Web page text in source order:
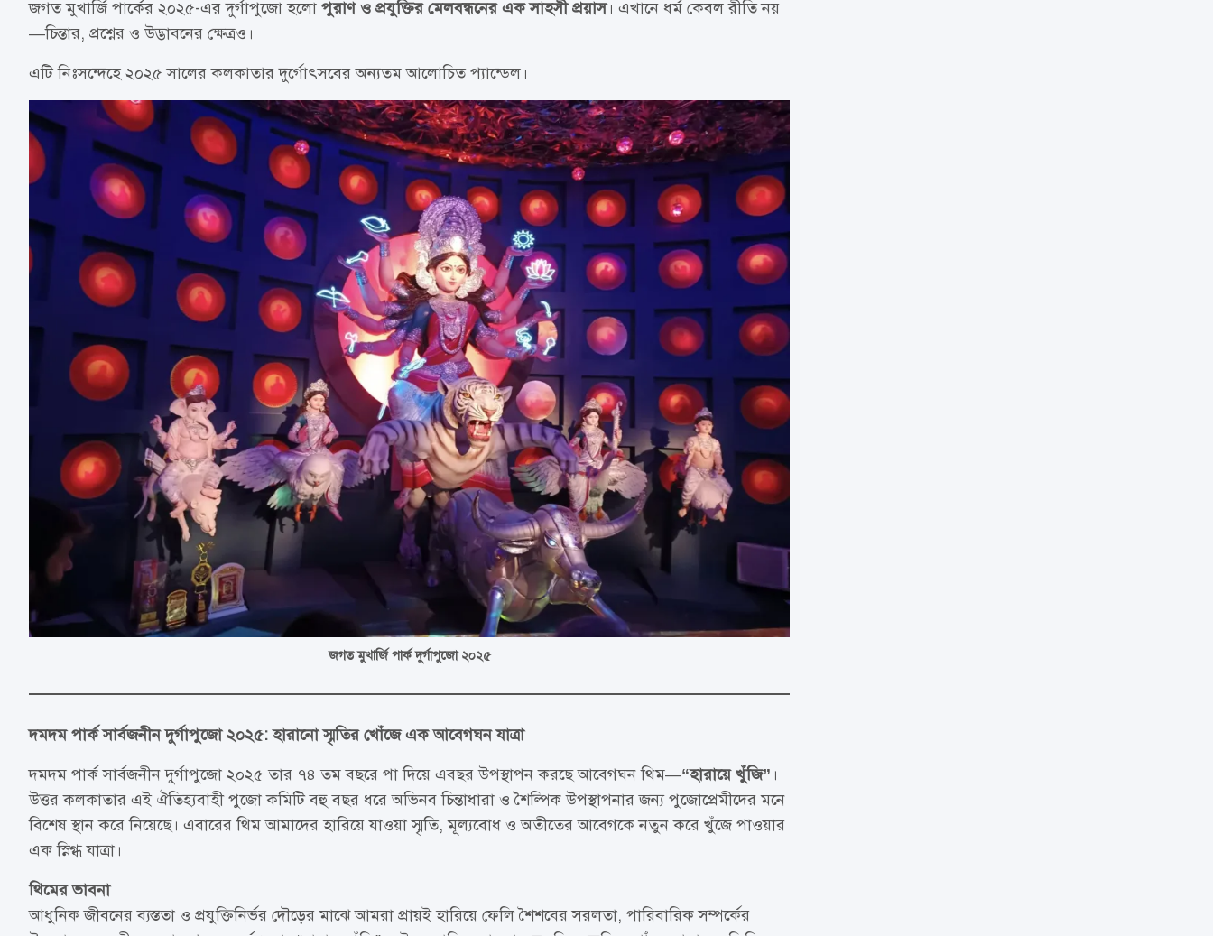
জগত মুখার্জি পার্কের ২০২৫-এর দুর্গাপুজো হলো পুরাণ ও প্রযুক্তির মেলবন্ধনের এক সাহসী প্রয়াস। এখানে ধর্ম কেবল রীতি নয়
—চিন্তার, প্রশ্নের ও উদ্ভাবনের ক্ষেত্রও।
এটি নিঃসন্দেহে ২০২৫ সালের কলকাতার দুর্গোৎসবের অন্যতম আলোচিত প্যান্ডেল।
জগত মুখার্জি পার্ক দুর্গাপুজো ২০২৫
দমদম পার্ক সার্বজনীন দুর্গাপুজো ২০২৫: হারানো স্মৃতির খোঁজে এক আবেগঘন যাত্রা
দমদম পার্ক সার্বজনীন দুর্গাপুজো ২০২৫ তার ৭৪ তম বছরে পা দিয়ে এবছর উপস্থাপন করছে আবেগঘন থিম—“হারায়ে খুঁজি” ।
উত্তর কলকাতার এই ঐতিহ্যবাহী পুজো কমিটি বহু বছর ধরে অভিনব চিন্তাধারা ও শৈল্পিক উপস্থাপনার জন্য পুজোপ্রেমীদের মনে
বিশেষ স্থান করে নিয়েছে। এবারের থিম আমাদের হারিয়ে যাওয়া স্মৃতি, মূল্যবোধ ও অতীতের আবেগকে নতুন করে খুঁজে পাওয়ার
এক স্নিগ্ধ যাত্রা।
থিমের ভাবনা
আধুনিক জীবনের ব্যস্ততা ও প্রযুক্তিনির্ভর দৌড়ের মাঝে আমরা প্রায়ই হারিয়ে ফেলি শৈশবের সরলতা, পারিবারিক সম্পর্কের